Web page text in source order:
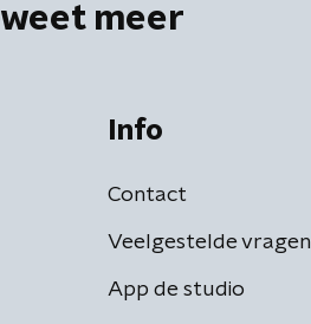
weet meer
Info
Contact
Veelgestelde vragen
App de studio